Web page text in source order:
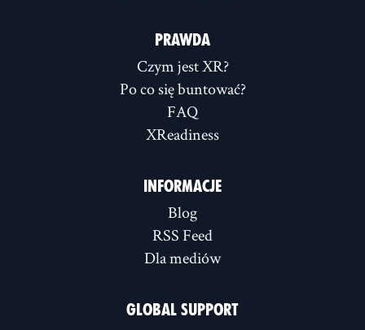
PRAWDA
Czym jest XR?
Po co się buntować?
FAQ
XReadiness
INFORMACJE
Blog
RSS Feed
Dla mediów
GLOBAL SUPPORT